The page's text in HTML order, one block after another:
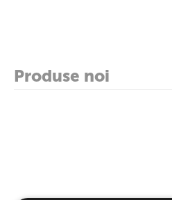
Produse noi